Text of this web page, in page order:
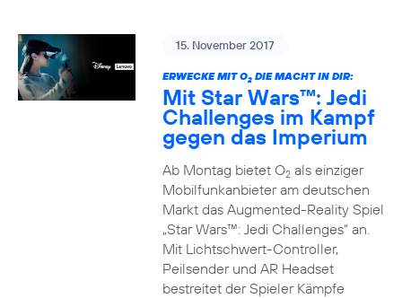
15. November 2017
ERWECKE MIT O2DIE MACHT IN DIR:
Mit Star Wars™: Jedi
Challenges im Kampf
gegen das Imperium
Ab Montag bietet O2als einziger
Mobilfunkanbieter am deutschen
Markt das Augmented-Reality Spiel
„Star Wars™: Jedi Challenges“ an.
Mit Lichtschwert-Controller,
Peilsender und AR Headset
bestreitet der Spieler Kämpfe